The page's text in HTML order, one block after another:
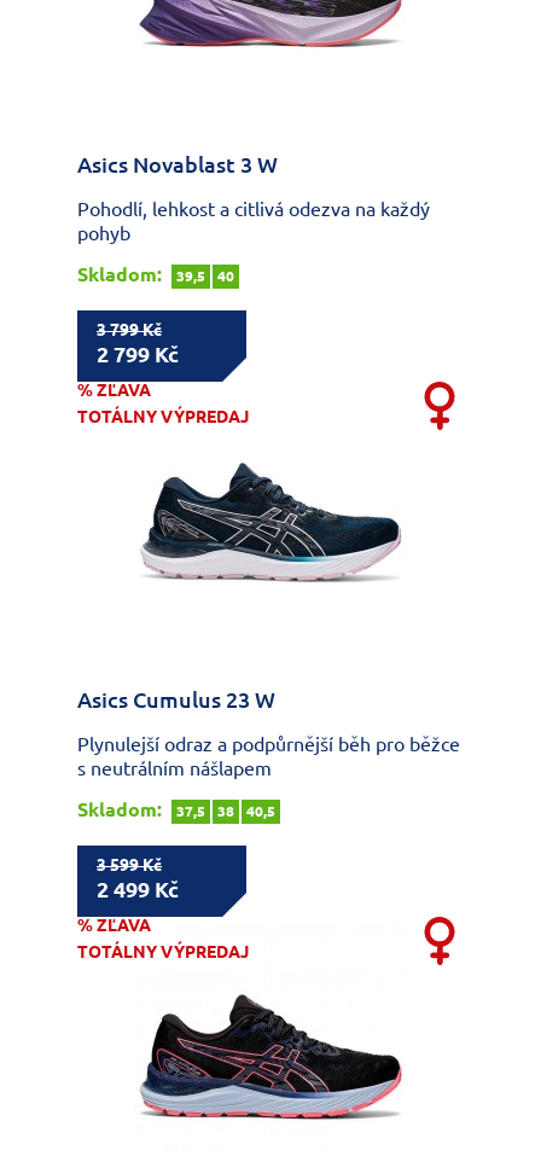
Asics Novablast 3 W
Pohodlí, lehkost a citlivá odezva na každý
pohyb
Skladom:
39,5 40
3 799 Kč
2 799 Kč
% ZĽAVA
TOTÁLNY VÝPREDAJ
Asics Cumulus 23 W
Plynulejší odraz a podpůrnější běh pro běžce
s neutrálním nášlapem
Skladom:
37,5 38 40,5
3 599 Kč
2 499 Kč
% ZĽAVA
TOTÁLNY VÝPREDAJ